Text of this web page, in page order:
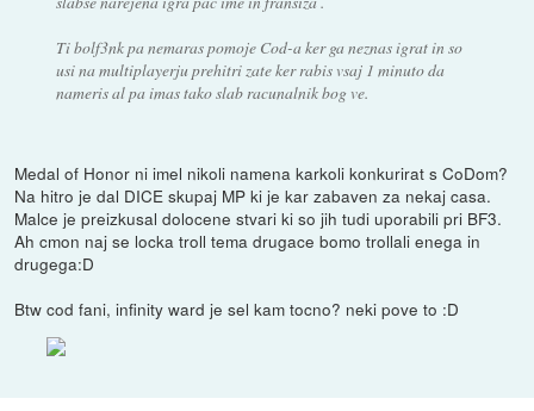
Ti bolf3nk pa nemaras pomoje Cod-a ker ga neznas igrat in so
usi na multiplayerju prehitri zate ker rabis vsaj 1 minuto da
nameris al pa imas tako slab racunalnik bog ve.
Medal of Honor ni imel nikoli namena karkoli konkurirat s CoDom?
Na hitro je dal DICE skupaj MP ki je kar zabaven za nekaj casa.
Malce je preizkusal dolocene stvari ki so jih tudi uporabili pri BF3.
Ah cmon naj se locka troll tema drugace bomo trollali enega in
drugega:D
Btw cod fani, infinity ward je sel kam tocno? neki pove to :D